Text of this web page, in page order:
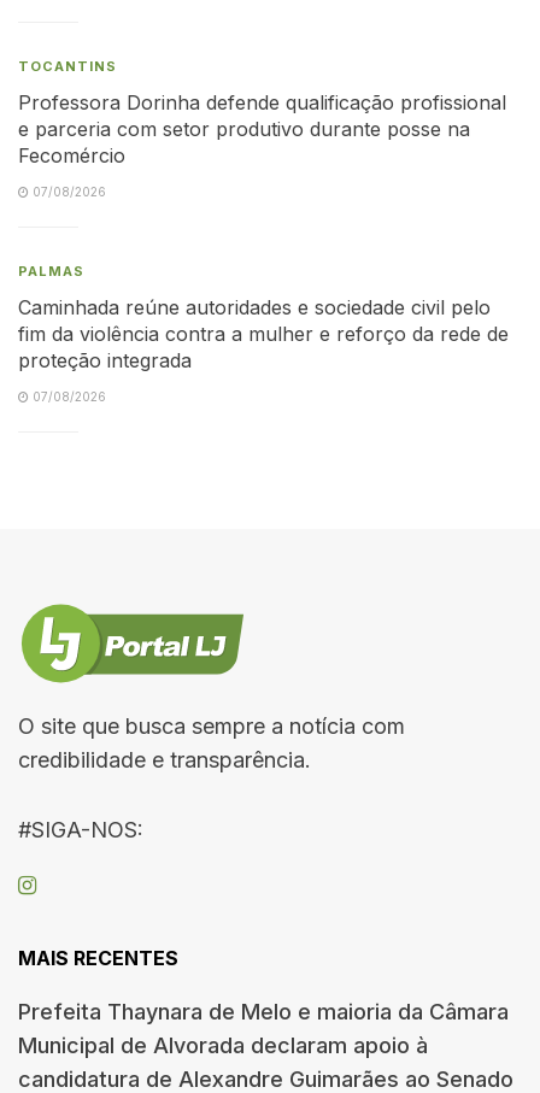
TOCANTINS
Professora Dorinha defende qualificação profissional
e parceria com setor produtivo durante posse na
Fecomércio
07/08/2026
PALMAS
Caminhada reúne autoridades e sociedade civil pelo
fim da violência contra a mulher e reforço da rede de
proteção integrada
07/08/2026
O site que busca sempre a notícia com
credibilidade e transparência.
#SIGA-NOS:
MAIS RECENTES
Prefeita Thaynara de Melo e maioria da Câmara
Municipal de Alvorada declaram apoio à
candidatura de Alexandre Guimarães ao Senado